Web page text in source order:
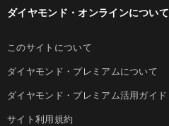
ダイヤモンド・オンラインについて
このサイトについて
ダイヤモンド・プレミアムについて
ダイヤモンド・プレミアム活用ガイド
サイト利用規約